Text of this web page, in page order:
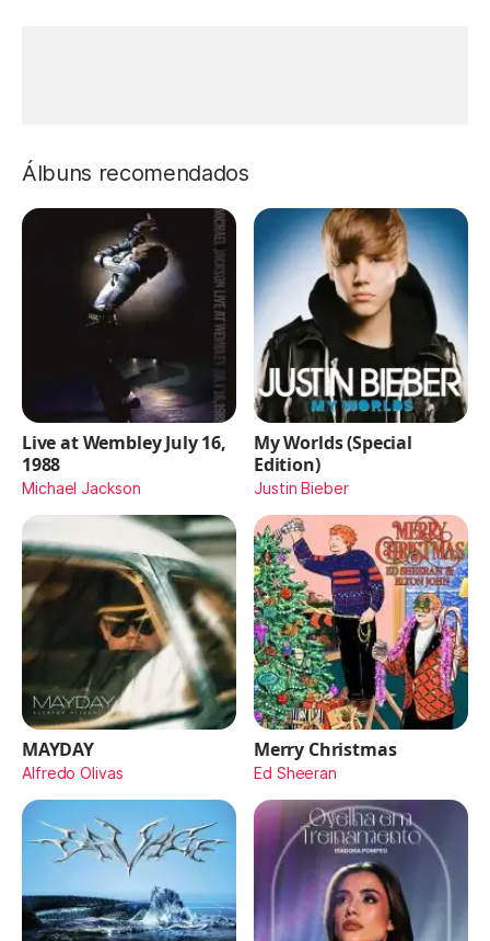
Álbuns recomendados
Live at Wembley July 16,
1988
Michael Jackson
My Worlds (Special
Edition)
Justin Bieber
MAYDAY
Alfredo Olivas
Merry Christmas
Ed Sheeran